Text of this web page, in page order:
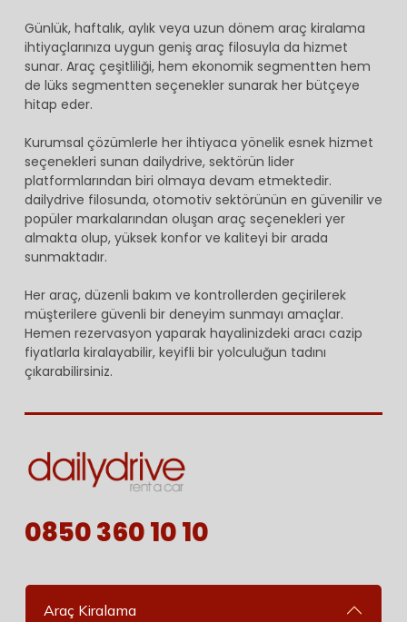
Düzenle
Günlük, haftalık, aylık veya uzun dönem araç kiralama
ihtiyaçlarınıza uygun geniş araç filosuyla da hizmet
sunar. Araç çeşitliliği, hem ekonomik segmentten hem
de lüks segmentten seçenekler sunarak her bütçeye
hitap eder.
Kurumsal çözümlerle her ihtiyaca yönelik esnek hizmet
seçenekleri sunan dailydrive, sektörün lider
platformlarından biri olmaya devam etmektedir.
dailydrive filosunda, otomotiv sektörünün en güvenilir ve
popüler markalarından oluşan araç seçenekleri yer
almakta olup, yüksek konfor ve kaliteyi bir arada
sunmaktadır.
Her araç, düzenli bakım ve kontrollerden geçirilerek
müşterilere güvenli bir deneyim sunmayı amaçlar.
Hemen rezervasyon yaparak hayalinizdeki aracı cazip
fiyatlarla kiralayabilir, keyifli bir yolculuğun tadını
çıkarabilirsiniz.
0850 360 10 10
Araç Kiralama